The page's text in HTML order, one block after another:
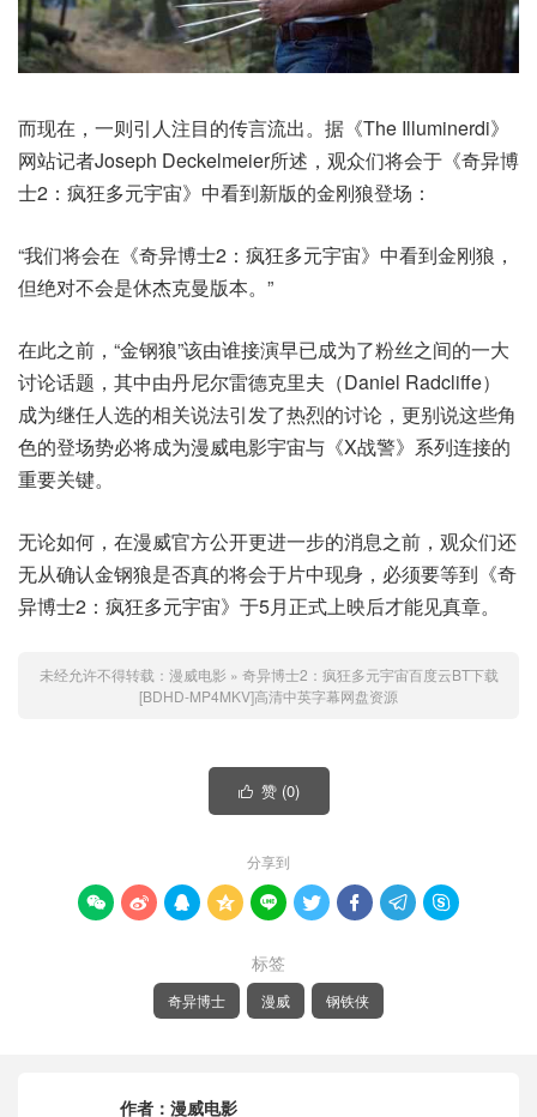
而现在，一则引人注目的传言流出。据《The Illuminerdi》
网站记者Joseph Deckelmeier所述，观众们将会于《奇异博
士2：疯狂多元宇宙》中看到新版的金刚狼登场：
“我们将会在《奇异博士2：疯狂多元宇宙》中看到金刚狼，
但绝对不会是休杰克曼版本。”
在此之前，“金钢狼”该由谁接演早已成为了粉丝之间的一大
讨论话题，其中由丹尼尔雷德克里夫（Daniel Radcliffe）
成为继任人选的相关说法引发了热烈的讨论，更别说这些角
色的登场势必将成为漫威电影宇宙与《X战警》系列连接的
重要关键。
无论如何，在漫威官方公开更进一步的消息之前，观众们还
无从确认金钢狼是否真的将会于片中现身，必须要等到《奇
异博士2：疯狂多元宇宙》于5月正式上映后才能见真章。
未经允许不得转载： 漫威电影 » 奇异博士2：疯狂多元宇宙百度云BT下载
[BDHD-MP4MKV]高清中英字幕网盘资源
 赞 (0)
分享到
        
标签
奇异博士 漫威 钢铁侠
作者： 漫威电影